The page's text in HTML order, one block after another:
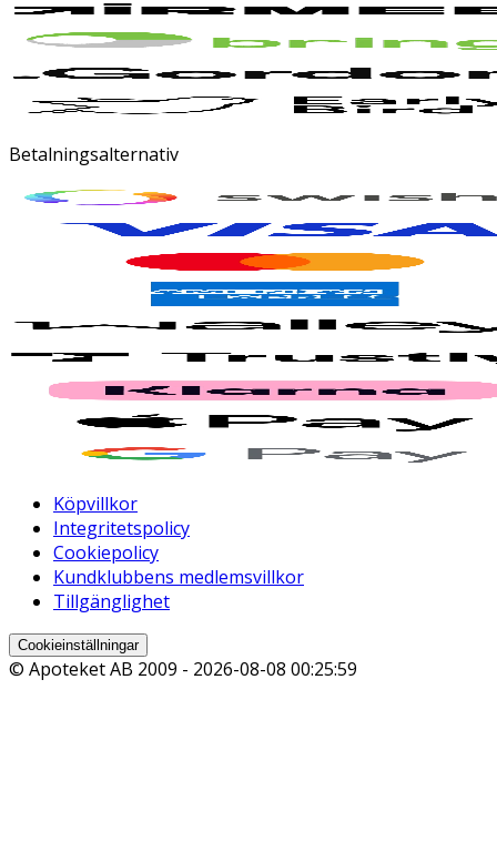
Betalningsalternativ
Köpvillkor
Integritetspolicy
Cookiepolicy
Kundklubbens medlemsvillkor
Tillgänglighet
Cookieinställningar
© Apoteket AB 2009 - 2026-08-08 00:25:59